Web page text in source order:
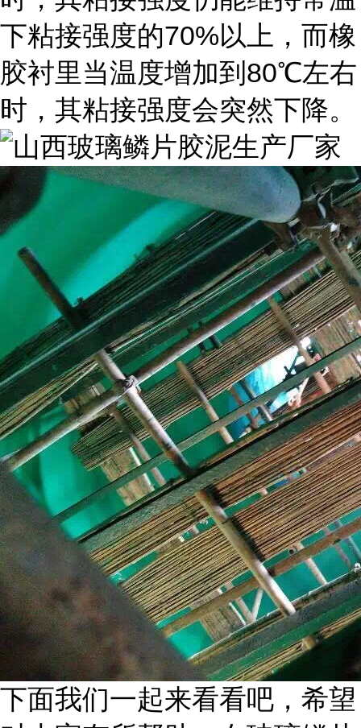
下粘接强度的70%以上，而橡
胶衬里当温度增加到 80℃左右
时，其粘接强度会突然下降。
下面我们一起来看看吧，希望